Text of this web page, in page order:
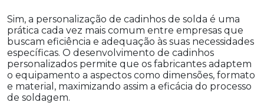
Sim, a personalização de cadinhos de solda é uma
prática cada vez mais comum entre empresas que
buscam eficiência e adequação às suas necessidades
específicas. O desenvolvimento de cadinhos
personalizados permite que os fabricantes adaptem
o equipamento a aspectos como dimensões, formato
e material, maximizando assim a eficácia do processo
de soldagem.